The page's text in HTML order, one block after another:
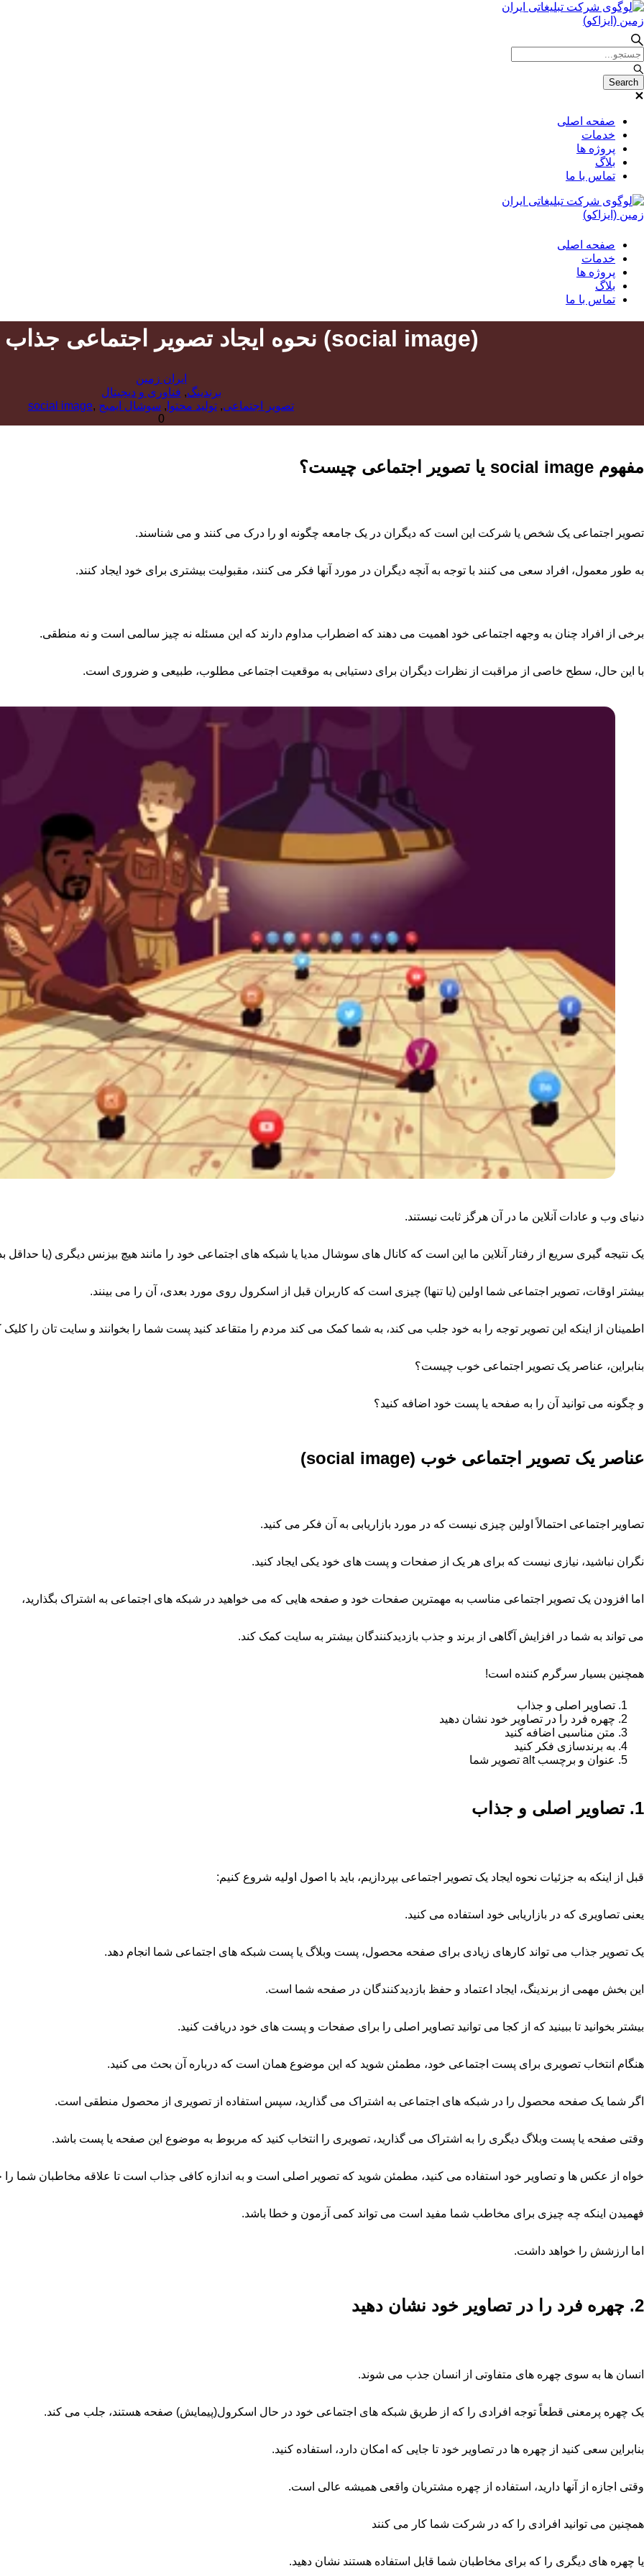
صفحه اصلی
خدمات
پروژه ها
بلاگ
تماس با ما
صفحه اصلی
خدمات
پروژه ها
بلاگ
تماس با ما
نحوه ایجاد تصویر اجتماعی جذاب برای تولید محتوا (social image)
ایران زمین
برندینگ, فناوری و دیجیتال
social image, تصویر اجتماعی, تولید محتوا , سوشال ایمیج
0
مفهوم social image یا تصویر اجتماعی چیست؟
تصویر اجتماعی یک شخص یا شرکت این است که دیگران در یک جامعه چگونه او را درک می کنند و می شناسند.
به طور معمول، افراد سعی می کنند با توجه به آنچه دیگران در مورد آنها فکر می کنند، مقبولیت بیشتری برای خود ایجاد کنند.
برخی از افراد چنان به وجهه اجتماعی خود اهمیت می دهند که اضطراب مداوم دارند که این مسئله نه چیز سالمی است و نه منطقی.
با این حال، سطح خاصی از مراقبت از نظرات دیگران برای دستیابی به موقعیت اجتماعی مطلوب، طبیعی و ضروری است.
دنیای وب و عادات آنلاین ما در آن هرگز ثابت نیستند.
یک نتیجه گیری سریع از رفتار آنلاین ما این است که کانال های سوشال مدیا یا شبکه های اجتماعی خود را مانند هیچ بیزنس دیگری (یا
بیشتر اوقات، تصویر اجتماعی شما اولین (یا تنها) چیزی است که کاربران قبل از اسکرول روی مورد بعدی، آن را می بینند.
اطمینان از اینکه این تصویر توجه را به خود جلب می کند، به شما کمک می کند مردم را متقاعد کنید پست شما را بخوانند و سایت تان را کلیک
بنابراین، عناصر یک تصویر اجتماعی خوب چیست؟
و چگونه می توانید آن را به صفحه یا پست خود اضافه کنید؟
عناصر یک تصویر اجتماعی خوب (social image)
تصاویر اجتماعی احتمالاً اولین چیزی نیست که در مورد بازاریابی به آن فکر می کنید.
نگران نباشید، نیازی نیست که برای هر یک از صفحات و پست های خود یکی ایجاد کنید.
اما افزودن یک تصویر اجتماعی مناسب به مهمترین صفحات خود و صفحه هایی که می خواهید در شبکه های اجتماعی به اشتراک بگذارید،
می تواند به شما در افزایش آگاهی از برند و جذب بازدیدکنندگان بیشتر به سایت کمک کند.
همچنین بسیار سرگرم کننده است!
تصاویر اصلی و جذاب
چهره فرد را در تصاویر خود نشان دهید
متن مناسبی اضافه کنید
به برندسازی فکر کنید
عنوان و برچسب alt تصویر شما
1. تصاویر اصلی و جذاب
قبل از اینکه به جزئیات نحوه ایجاد یک تصویر اجتماعی بپردازیم، باید با اصول اولیه شروع کنیم:
یعنی تصاویری که در بازاریابی خود استفاده می کنید.
یک تصویر جذاب می تواند کارهای زیادی برای صفحه محصول، پست وبلاگ یا پست شبکه های اجتماعی شما انجام دهد.
این بخش مهمی از برندینگ، ایجاد اعتماد و حفظ بازدیدکنندگان در صفحه شما است.
بیشتر بخوانید تا ببینید که از کجا می توانید تصاویر اصلی را برای صفحات و پست های خود دریافت کنید.
هنگام انتخاب تصویری برای پست اجتماعی خود، مطمئن شوید که این موضوع همان است که درباره آن بحث می کنید.
اگر شما یک صفحه محصول را در شبکه های اجتماعی به اشتراک می گذارید، سپس استفاده از تصویری از محصول منطقی است.
وقتی صفحه یا پست وبلاگ دیگری را به اشتراک می گذارید، تصویری را انتخاب کنید که مربوط به موضوع این صفحه یا پست باشد.
خواه از عکس ها و تصاویر خود استفاده می کنید، مطمئن شوید که تصویر اصلی است و به اندازه کافی جذاب است تا علاقه مخاطبان شما
فهمیدن اینکه چه چیزی برای مخاطب شما مفید است می تواند کمی آزمون و خطا باشد.
اما ارزشش را خواهد داشت.
2. چهره فرد را در تصاویر خود نشان دهید
انسان ها به سوی چهره های متفاوتی از انسان جذب می شوند.
یک چهره پرمعنی قطعاً توجه افرادی را که از طریق شبکه های اجتماعی خود در حال اسکرول(پیمایش) صفحه هستند، جلب می کند.
بنابراین سعی کنید از چهره ها در تصاویر خود تا جایی که امکان دارد، استفاده کنید.
وقتی اجازه از آنها دارید، استفاده از چهره مشتریان واقعی همیشه عالی است.
همچنین می توانید افرادی را که در شرکت شما کار می کنند
یا چهره های دیگری را که برای مخاطبان شما قابل استفاده هستند نشان دهید.